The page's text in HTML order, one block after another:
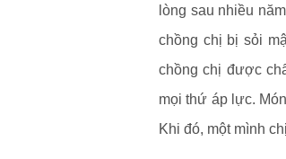
lòng sau nhiều
chồng chị bị sỏi
chồng chị được
mọi thứ áp lực.
Khi đó, một mình